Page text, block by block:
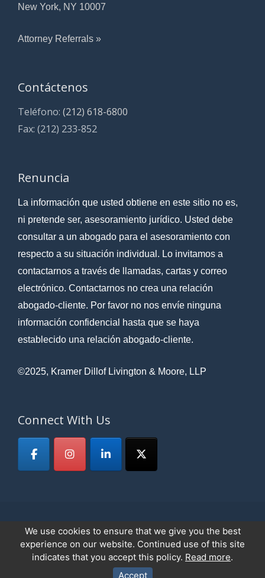
New York, NY 10007
Attorney Referrals »
Contáctenos
Teléfono: (212) 618-6800
Fax: (212) 233-852
Renuncia
La información que usted obtiene en este sitio no es,
ni pretende ser, asesoramiento jurídico. Usted debe
consultar a un abogado para el asesoramiento con
respecto a su situación individual. Lo invitamos a
contactarnos a través de llamadas, cartas y correo
electrónico. Contactarnos no crea una relación
abogado-cliente. Por favor no nos envíe ninguna
información confidencial hasta que se haya
establecido una relación abogado-cliente.
©2025, Kramer Dillof Livington & Moore, LLP
Connect With Us
© 2026Kramer, Dillof, Livingston & Moore,LLPAll Rights Reserved.
Privacy Policy
We use cookies to ensure that we give you the best
experience on our website. Continued use of this site
indicates that you accept this policy. Read more.
Accept